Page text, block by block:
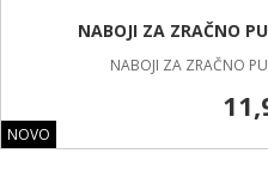
NOVO
NABOJI ZA ZRAČNO
NABOJI ZA ZRAČNO